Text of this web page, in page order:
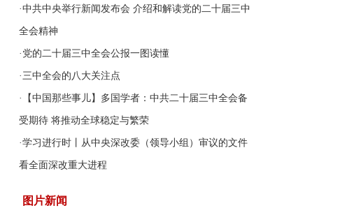
·中共中央举行新闻发布会 介绍和解读党的二十届三中
全会精神
· 党的二十届三中全会公报一图读懂
·三中全会的八大关注点
· 【中国那些事儿】多国学者：中共二十届三中全会备
受期待 将推动全球稳定与繁荣
·学习进行时丨从中央深改委（领导小组）审议的文件
看全面深改重大进程
图片新闻